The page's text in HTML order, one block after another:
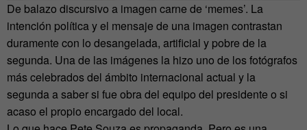
De balazo discursivo a imagen carne de ‘memes’. La
intención política y el mensaje de una imagen contrastan
duramente con lo desangelada, artificial y pobre de la
segunda. Una de las imágenes la hizo uno de los fotógrafos
más celebrados del ámbito internacional actual y la
segunda a saber si fue obra del equipo del presidente o si
acaso el propio encargado del local.